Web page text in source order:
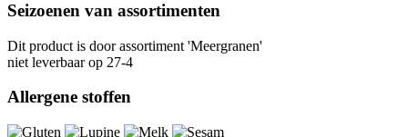
Seizoenen van assortimenten
Dit product is door assortiment 'Meergranen'
niet leverbaar op 27-4
Allergene stoffen